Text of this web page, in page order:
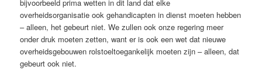
bijvoorbeeld prima wetten in dit land dat elke
overheidsorganisatie ook gehandicapten in dienst moeten hebben
– alleen, het gebeurt niet. We zullen ook onze regering meer
onder druk moeten zetten, want er is ook een wet dat nieuwe
overheidsgebouwen rolstoeltoegankelijk moeten zijn – alleen, dat
gebeurt ook niet.